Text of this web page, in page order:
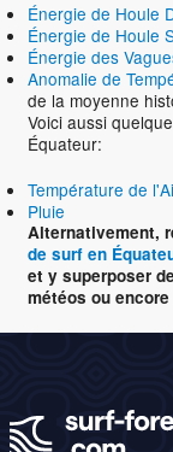
Énergie de Houle
Énergie de Houle
Énergie des
Anomalie de
de la moyenne
Voici aussi
Équateur:
Température de
Pluie
Alternativement,
de surf en
et y superposer
météos ou